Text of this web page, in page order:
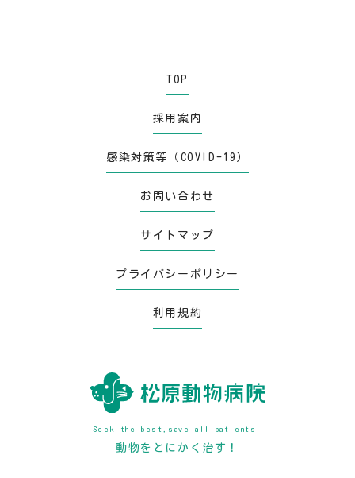
TOP
採用案内
感染対策等（COVID-19）
お問い合わせ
サイトマップ
プライバシーポリシー
利用規約
Seek the best,save all patients!
動物をとにかく治す！